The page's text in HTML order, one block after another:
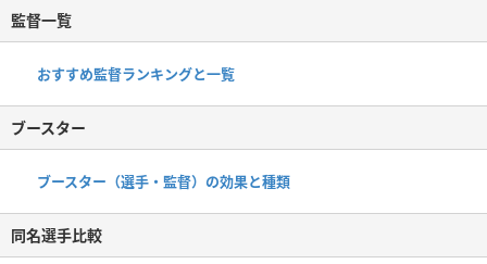
監督一覧
おすすめ監督ランキングと一覧
ブースター
ブースター（選手・監督）の効果と種類
同名選手比較